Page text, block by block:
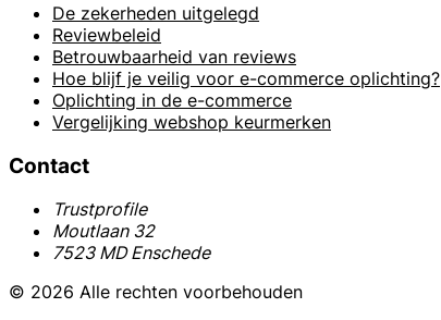
De zekerheden uitgelegd
Reviewbeleid
Betrouwbaarheid van reviews
Hoe blijf je veilig voor e-commerce oplichting?
Oplichting in de e-commerce
Vergelijking webshop keurmerken
Contact
Trustprofile
Moutlaan 32
7523 MD Enschede
© 2026 Alle rechten voorbehouden